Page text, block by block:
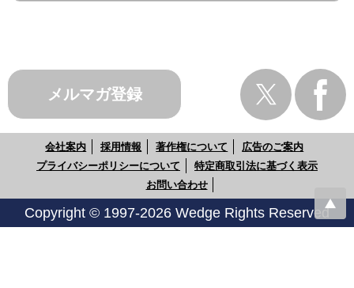
メルマガ登録
会社案内 採用情報 著作権について
広告のご案内
プライバシーポリシーについて
特定商取引法に基づく表示
お問い合わせ
Copyright © 1997-2026 Wedge Rights Reserved